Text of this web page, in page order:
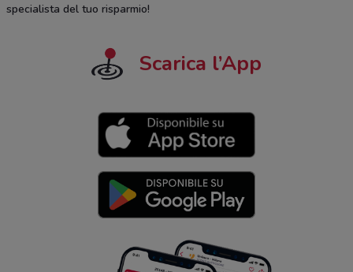
specialista del tuo risparmio!
Scarica l’App